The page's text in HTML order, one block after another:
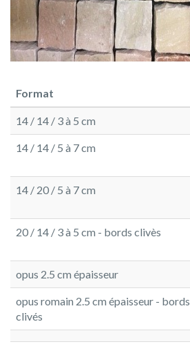
Format
14 / 14 / 3 à 5 cm
14 / 14 / 5 à 7 cm
14 / 20 / 5 à 7 cm
20 / 14 / 3 à 5 cm - bords clivès
opus 2.5 cm épaisseur
opus romain 2.5 cm épaisseur - bords
clivés